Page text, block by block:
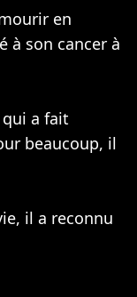
en
à son cancer à
a fait
beaucoup, il
il a reconnu